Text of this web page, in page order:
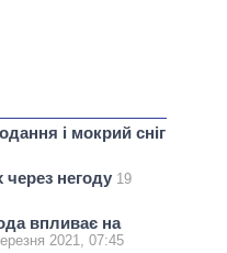
і мокрий сніг
через негоду 19
впливає на
2021, 07:45